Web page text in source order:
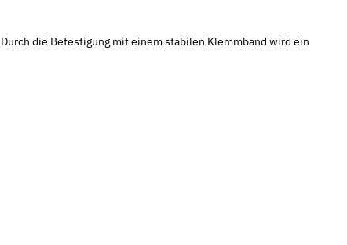
die Befestigung mit einem stabilen Klemmband wird ein